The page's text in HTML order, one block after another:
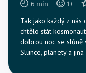
6 min 1+
Tak jako každý z
chtělo stát
dobrou noc se slůně
Slunce, planety a